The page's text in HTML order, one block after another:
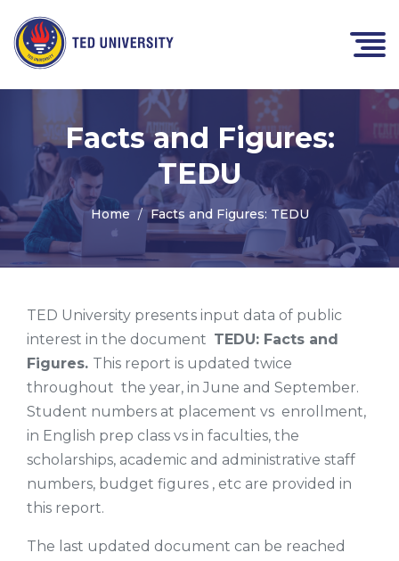
Facts and Figures:
TEDU
Home Facts and Figures: TEDU
TED University presents input data of public
interest in the document TEDU: Facts and
Figures. This report is updated twice
throughout the year, in June and September.
Student numbers at placement vs enrollment,
in English prep class vs in faculties, the
scholarships, academic and administrative staff
numbers, budget figures , etc are provided in
this report.
The last updated document can be reached